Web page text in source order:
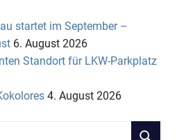
startet im September –
6. August 2026
Standort für LKW-Parkplatz
4. August 2026